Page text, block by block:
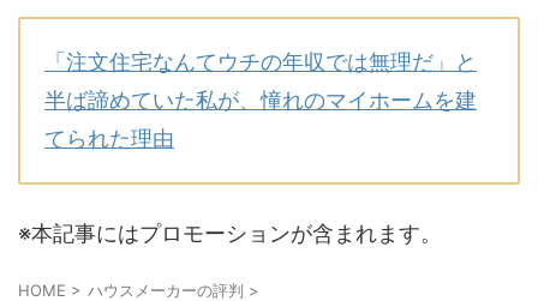
「注文住宅なんてウチの年収では無理だ」と
半ば諦めていた私が、憧れのマイホームを建
てられた理由
※本記事にはプロモーションが含まれます。
HOME > ハウスメーカーの評判 >